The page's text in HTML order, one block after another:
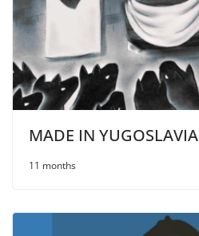
MADE IN YUGOSLAVIA
11 months